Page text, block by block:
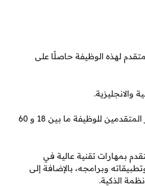
لهذه الوظيفة حاصلًا على
والانجليزية.
– يجب أن يكون عمر المتقدمين للوظيفة ما بين 18 و 60
بمهارات تقنية عالية في
وبرامجه، بالإضافة إلى
الذكية.